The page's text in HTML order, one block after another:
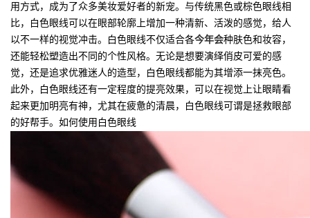
用方式，成为了众多美妆爱好者的新宠。与传统黑色或棕色眼线相
比，白色眼线可以在眼部轮廓上增加一种清新、活泼的感觉，给人
以不一样的视觉冲击。白色眼线不仅适合各今年会种肤色和妆容，
还能轻松塑造出不同的个性风格。无论是想要演绎俏皮可爱的感
觉，还是追求优雅迷人的造型，白色眼线都能为其增添一抹亮色。
此外，白色眼线还有一定程度的提亮效果，可以在视觉上让眼睛看
起来更加明亮有神，尤其在疲惫的清晨，白色眼线可谓是拯救眼部
的好帮手。如何使用白色眼线